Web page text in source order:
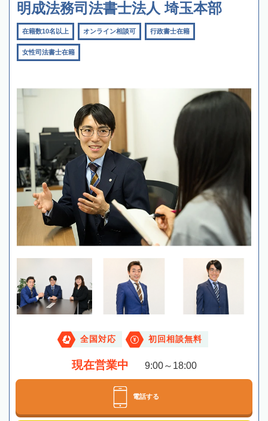
明成法務司法書士法人 埼玉本部
在籍数10名以上 オンライン相談可 行政書士在籍
女性司法書士在籍
全国対応 初回相談無料
現在営業中 9:00～18:00
電話する